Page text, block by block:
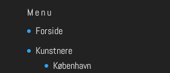
Menu
Forside
Kunstnere
København